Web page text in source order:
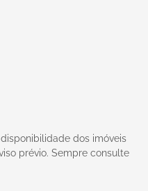
dos imóveis
prévio. Sempre consulte